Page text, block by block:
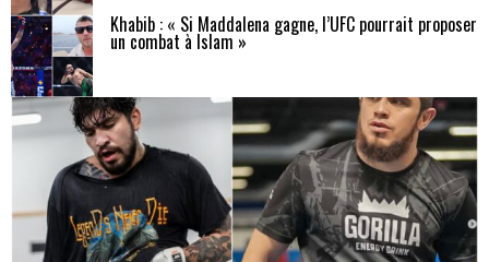
Khabib : « Si Maddalena gagne, l’UFC pourrait proposer
un combat à Islam »